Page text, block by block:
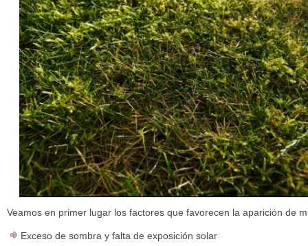
Veamos en primer lugar los factores que favorecen la aparición de
Exceso de sombra y falta de exposición solar